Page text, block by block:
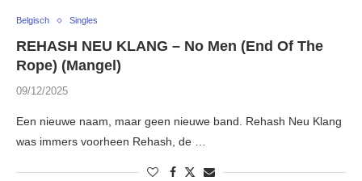
Belgisch Singles
REHASH NEU KLANG – No Men (End Of The
Rope) (Mangel)
09/12/2025
Een nieuwe naam, maar geen nieuwe band. Rehash Neu Klang
was immers voorheen Rehash, de …